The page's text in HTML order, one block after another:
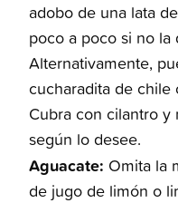
adobo de una lata
poco a poco si no la
Alternativamente,
cucharadita de
Cubra con cilantro y
según lo desee.
Aguacate: Omita la
de jugo de limón o